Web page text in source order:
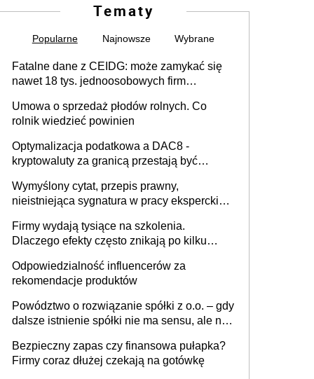
Tematy
Popularne Najnowsze Wybrane
Fatalne dane z CEIDG: może zamykać się
nawet 18 tys. jednoosobowych firm
Umowa o sprzedaż płodów rolnych. Co
rolnik wiedzieć powinien
Optymalizacja podatkowa a DAC8 -
kryptowaluty za granicą przestają być
Wymyślony cytat, przepis prawny,
nieistniejąca sygnatura w pracy eksperckiej -
firmie
Firmy wydają tysiące na szkolenia.
Dlaczego efekty często znikają po kilku
Odpowiedzialność influencerów za
rekomendacje produktów
Powództwo o rozwiązanie spółki z o.o. – gdy
dalsze istnienie spółki nie ma sensu, ale nie
Bezpieczny zapas czy finansowa pułapka?
Firmy coraz dłużej czekają na gotówkę